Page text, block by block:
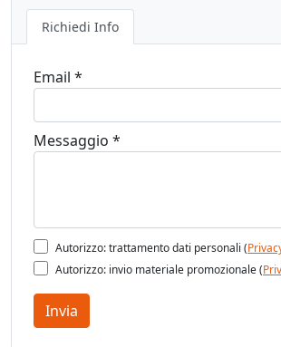
Richiedi Info
Email *
Messaggio *
Autorizzo: trattamento dati personali (
Autorizzo: invio materiale promozionale (
Invia